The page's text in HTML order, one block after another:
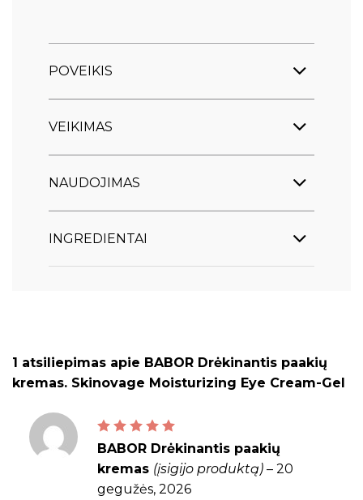
POVEIKIS
VEIKIMAS
NAUDOJIMAS
INGREDIENTAI
1 atsiliepimas apie BABOR Drėkinantis paakių
kremas. Skinovage Moisturizing Eye Cream-Gel
Įvertinimas:5iš 5
BABOR Drėkinantis paakių
kremas (įsigijo produktą) – 20
gegužės, 2026